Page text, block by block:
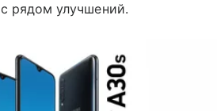
с рядом улучшений.